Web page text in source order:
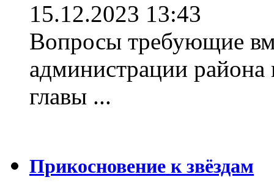
15.12.2023 13:43
Вопросы требующие
администрации
главы ...
Прикосновение к звёздам